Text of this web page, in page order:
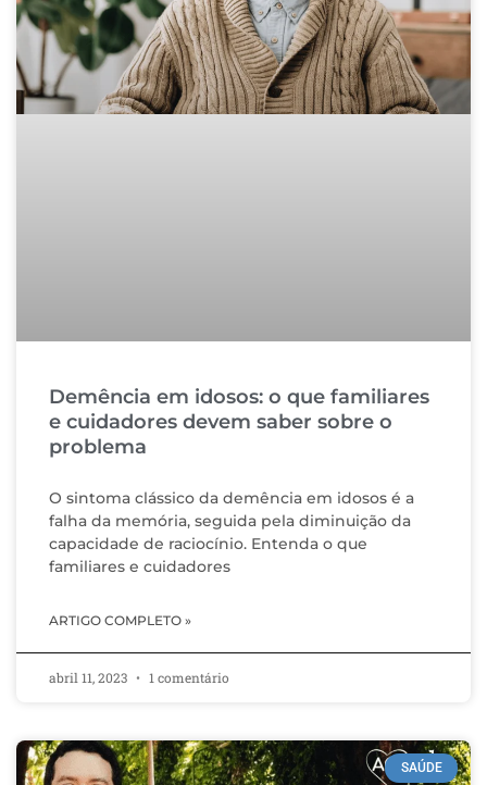
Demência em idosos: o que familiares
e cuidadores devem saber sobre o
problema
O sintoma clássico da demência em idosos é a
falha da memória, seguida pela diminuição da
capacidade de raciocínio. Entenda o que
familiares e cuidadores
ARTIGO COMPLETO »
abril 11, 2023 1 comentário
SAÚDE